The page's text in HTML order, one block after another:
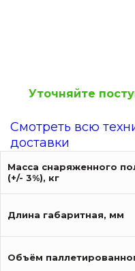
Уточняйте
Смотреть всю
доставки
Масса снаряженного
(+/- 3%), кг
Длина габаритная, мм
Объём